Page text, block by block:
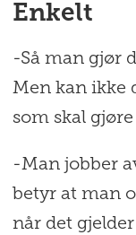
Enkelt
-Så man gjør
Men kan ikke
som skal
-Man jobber
betyr at man
når det